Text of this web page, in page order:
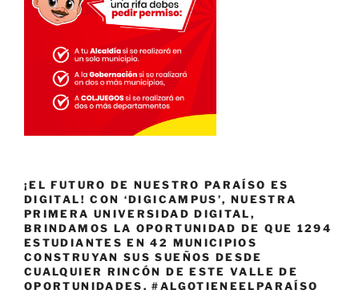
¡EL FUTURO DE NUESTRO PARAÍSO ES
DIGITAL! CON ‘DIGICAMPUS’, NUESTRA
PRIMERA UNIVERSIDAD DIGITAL,
BRINDAMOS LA OPORTUNIDAD DE QUE 1294
ESTUDIANTES EN 42 MUNICIPIOS
CONSTRUYAN SUS SUEÑOS DESDE
CUALQUIER RINCÓN DE ESTE VALLE DE
OPORTUNIDADES. #ALGOTIENEELPARAÍSO